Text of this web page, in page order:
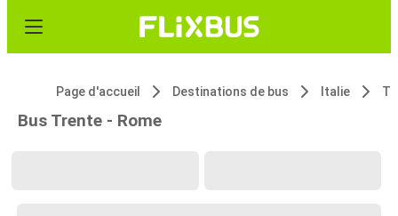
Page d'accueil Destinations de bus Italie
Bus Trente - Rome